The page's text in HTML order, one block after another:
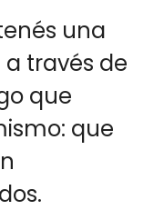
una
través de
que
que